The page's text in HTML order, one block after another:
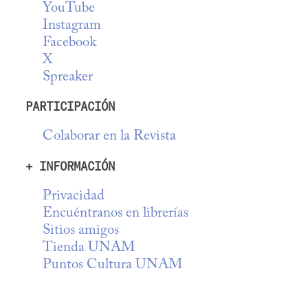
YouTube
Instagram
Facebook
X
Spreaker
PARTICIPACIÓN
Colaborar en la Revista
+ INFORMACIÓN
Privacidad
Encuéntranos en librerías
Sitios amigos
Tienda UNAM
Puntos Cultura UNAM